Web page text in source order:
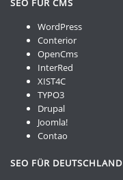
SEO FÜR CMS
WordPress
Conterior
OpenCms
InterRed
XIST4C
TYPO3
Drupal
Joomla!
Contao
SEO FÜR DEUTSCHLAND